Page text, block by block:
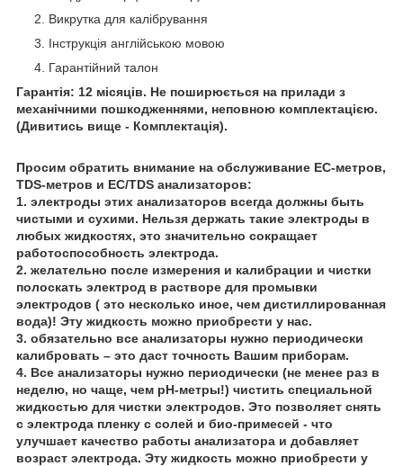
Викрутка для калібрування
Інструкція англійською мовою
Гарантійний талон
Гарантія: 12 місяців. Не поширюється на прилади з
механічними пошкодженнями, неповною комплектацією.
(Дивитись вище - Комплектація).
Просим обратить внимание на обслуживание EC-метров,
TDS-метров и EC/TDS анализаторов:
1. электроды этих анализаторов всегда должны быть
чистыми и сухими. Нельзя держать такие электроды в
любых жидкостях, это значительно сокращает
работоспособность электрода.
2. желательно после измерения и калибрации и чистки
полоскать электрод в растворе для промывки
электродов ( это несколько иное, чем дистиллированная
вода)! Эту жидкость можно приобрести у нас.
3. обязательно все анализаторы нужно периодически
калибровать – это даст точность Вашим приборам.
4. Все анализаторы нужно периодически (не менее раз в
неделю, но чаще, чем рН-метры!) чистить специальной
жидкостью для чистки электродов. Это позволяет снять
с электрода пленку с солей и био-примесей - что
улучшает качество работы анализатора и добавляет
возраст электрода. Эту жидкость можно приобрести у